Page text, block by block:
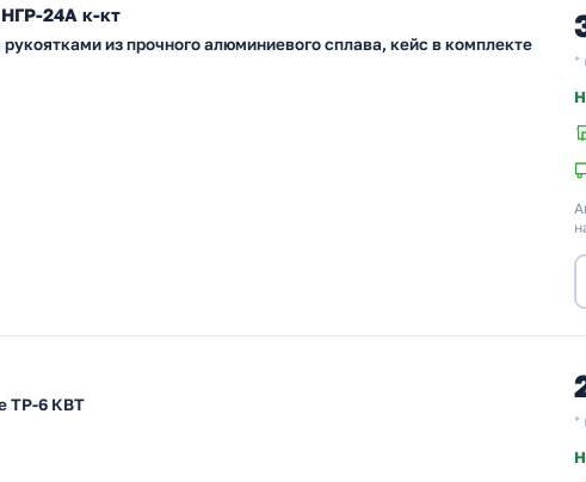
24A к-кт
из прочного алюминиевого сплава, кейс в комплекте
*
ТР-6 КВТ
*